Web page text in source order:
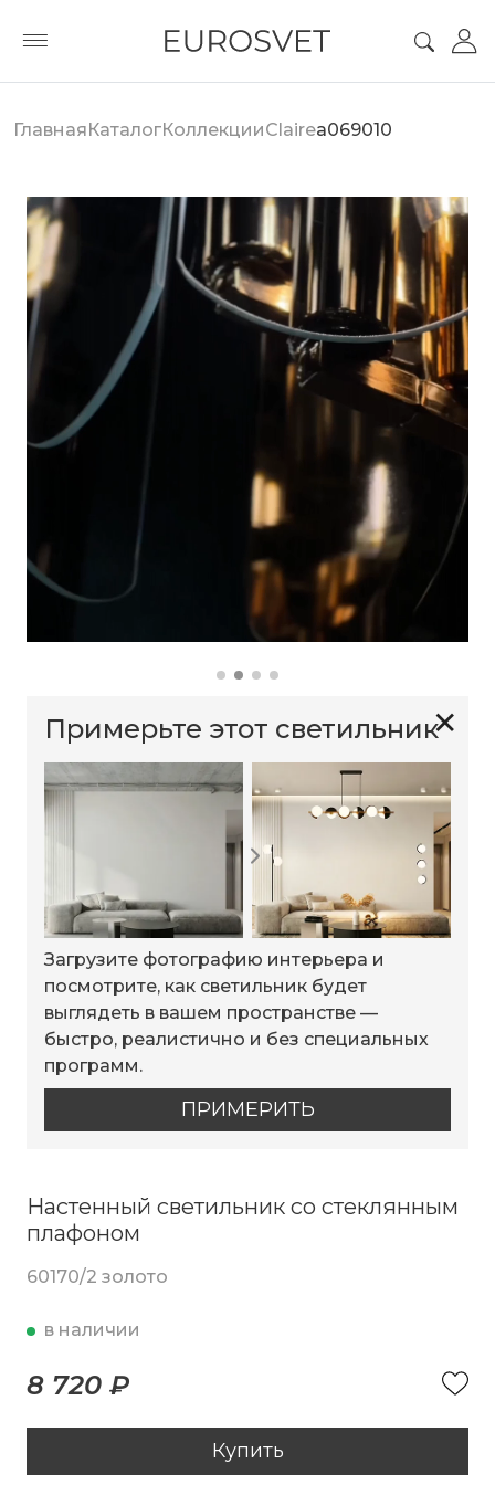
ГлавнаяКаталогКоллекцииClairea069010
✕
Примерьте этот светильник
Загрузите фотографию интерьера и
посмотрите, как светильник будет
выглядеть в вашем пространстве —
быстро, реалистично и без специальных
программ.
ПРИМЕРИТЬ
Настенный светильник со стеклянным
плафоном
60170/2 золото
в наличии
8 720 ₽
Купить